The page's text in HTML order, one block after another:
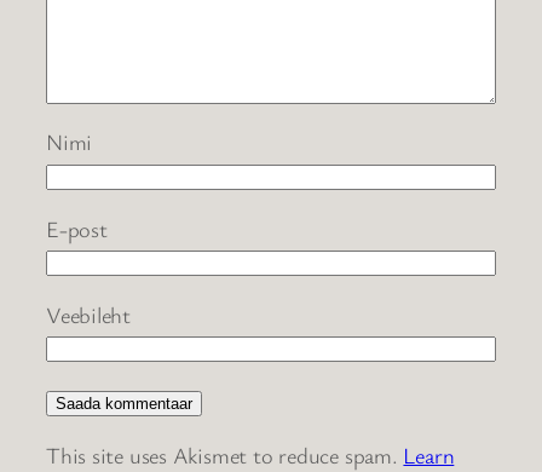
Nimi
E-post
Veebileht
This site uses Akismet to reduce spam. Learn